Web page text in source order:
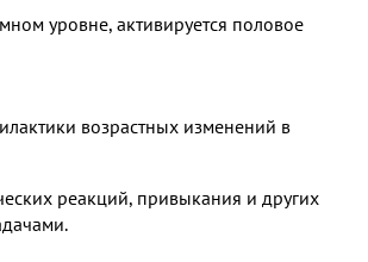
уровне, активируется половое
возрастных изменений в
реакций, привыкания и других